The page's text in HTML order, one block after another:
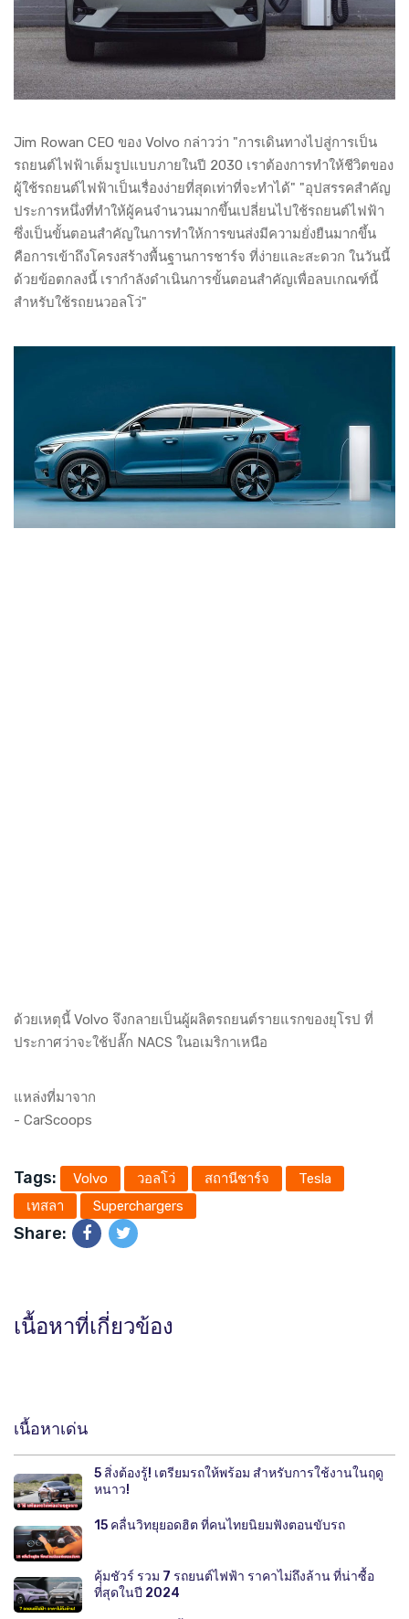
Jim Rowan CEO ของ Volvo กล่าวว่า "การเดินทางไปสู่การเป็น
รถยนต์ไฟฟ้าเต็มรูปแบบภายในปี 2030 เราต้องการทำให้ชีวิตของ
ผู้ใช้รถยนต์ไฟฟ้าเป็นเรื่องง่ายที่สุดเท่าที่จะทำได้" "อุปสรรคสำคัญ
ประการหนึ่งที่ทำให้ผู้คนจำนวนมากขึ้นเปลี่ยนไปใช้รถยนต์ไฟฟ้า
ซึ่งเป็นขั้นตอนสำคัญในการทำให้การขนส่งมีความยั่งยืนมากขึ้น
คือการเข้าถึงโครงสร้างพื้นฐานการชาร์จ ที่ง่ายและสะดวก ในวันนี้
ด้วยข้อตกลงนี้ เรากำลังดำเนินการขั้นตอนสำคัญเพื่อลบเกณฑ์นี้
สำหรับใช้รถยนวอลโว่"
ด้วยเหตุนี้ Volvo จึงกลายเป็นผู้ผลิตรถยนต์รายแรกของยุโรป ที่
ประกาศว่าจะใช้ปลั๊ก NACS ในอเมริกาเหนือ
แหล่งที่มาจาก
- CarScoops
Tags: Volvo วอลโว่ สถานีชาร์จ
Tesla
เทสลา
Superchargers
Share:
เนื้อหาที่เกี่ยวข้อง
เนื้อหาเด่น
5 สิ่งต้องรู้! เตรียมรถให้พร้อม สำหรับการใช้งานในฤดู
หนาว!
15 คลื่นวิทยุยอดฮิต ที่คนไทยนิยมฟังตอนขับรถ
คุ้มชัวร์ รวม 7 รถยนต์ไฟฟ้า ราคาไม่ถึงล้าน ที่น่าซื้อ
ที่สุดในปี 2024